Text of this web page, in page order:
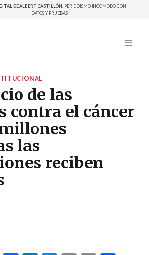
DE ALBERT CASTILLÓN. PERIODISMO INCÓMODO CON
DATOS Y PRUEBAS
de las
contra el cáncer
las
reciben